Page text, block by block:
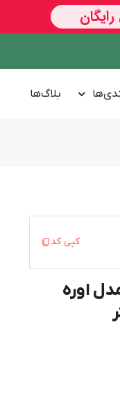
بلاگ‌ها
کپی کد
اوره